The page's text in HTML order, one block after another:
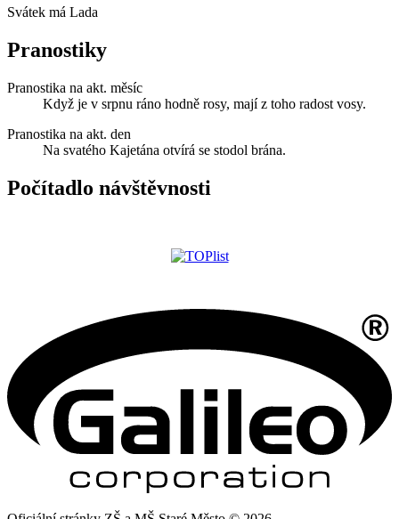
Svátek má Lada
Pranostiky
Pranostika na akt. měsíc
Když je v srpnu ráno hodně rosy, mají z toho radost vosy.
Pranostika na akt. den
Na svatého Kajetána otvírá se stodol brána.
Počítadlo návštěvnosti